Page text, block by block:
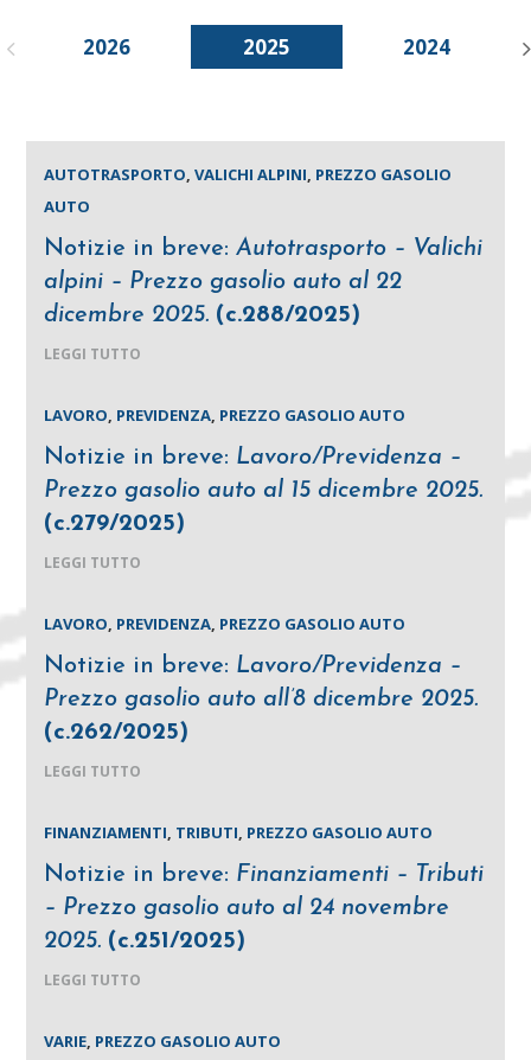
2026 2025 2024
AUTOTRASPORTO,VALICHI ALPINI, PREZZO GASOLIO
AUTO
Notizie in breve:Autotrasporto – Valichi
alpini – Prezzo gasolio auto al 22
dicembre 2025. (c.288/2025)
LEGGI TUTTO
LAVORO, PREVIDENZA, PREZZO GASOLIO AUTO
Notizie in breve: Lavoro/Previdenza –
Prezzo gasolio auto al 15 dicembre 2025.
(c.279/2025)
LEGGI TUTTO
LAVORO, PREVIDENZA, PREZZO GASOLIO AUTO
Notizie in breve: Lavoro/Previdenza –
Prezzo gasolio auto all’8 dicembre 2025.
(c.262/2025)
LEGGI TUTTO
FINANZIAMENTI, TRIBUTI, PREZZO GASOLIO AUTO
Notizie in breve: Finanziamenti – Tributi
– Prezzo gasolio auto al 24 novembre
2025. (c.251/2025)
LEGGI TUTTO
VARIE, PREZZO GASOLIO AUTO